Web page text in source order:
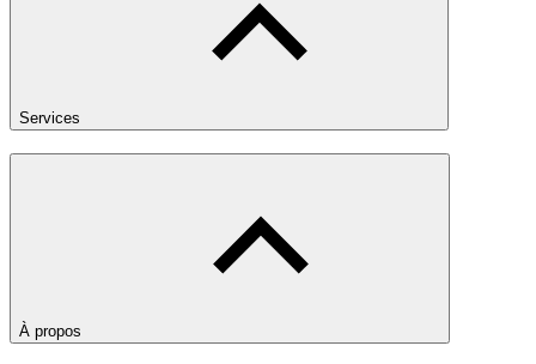
Services
À propos